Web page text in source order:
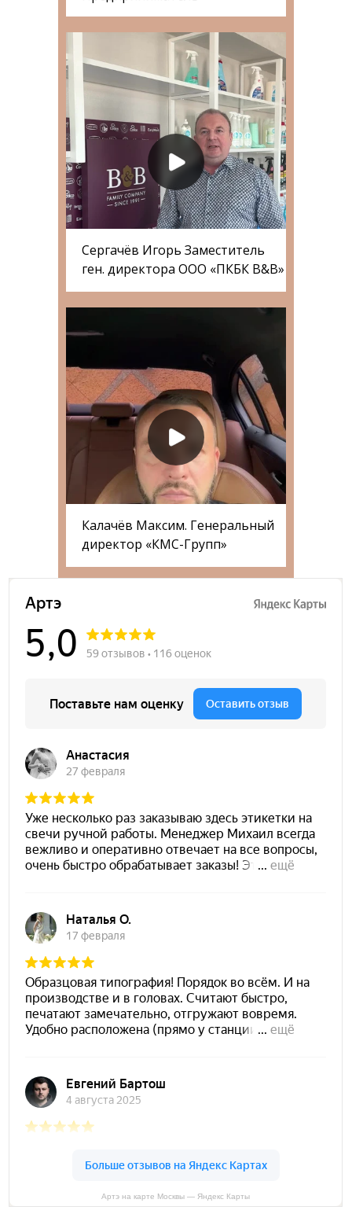
Сергачёв Игорь Заместитель
ген. директора ООО «ПКБК B&B»
Калачёв Максим. Генеральный
директор «КМС-Групп»
Артэ на карте Москвы — Яндекс Карты